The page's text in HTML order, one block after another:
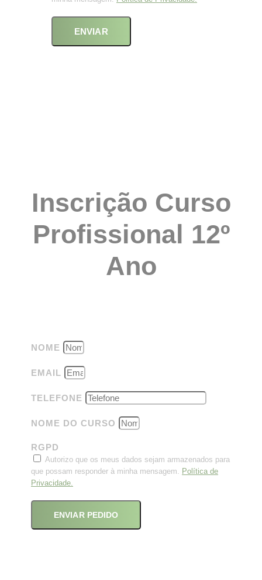
ENVIAR
Inscrição Curso
Profissional 12º
Ano
NOME
EMAIL
TELEFONE
NOME DO CURSO
RGPD
Autorizo que os meus dados sejam armazenados para
que possam responder à minha mensagem. Política de
Privacidade.
ENVIAR PEDIDO